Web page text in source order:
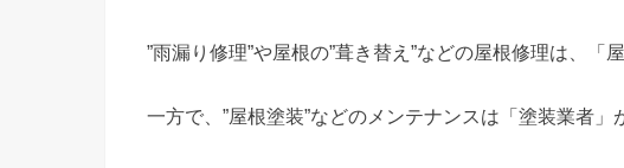
”雨漏り修理”や屋根の”葺き替え”などの屋根修理は、「
一方で、”屋根塗装”などのメンテナンスは「塗装業者」